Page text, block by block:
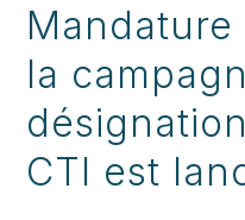
la
CTI est